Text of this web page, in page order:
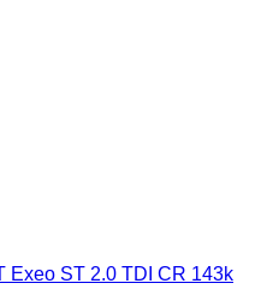
Exeo ST 2.0 TDI CR 143k